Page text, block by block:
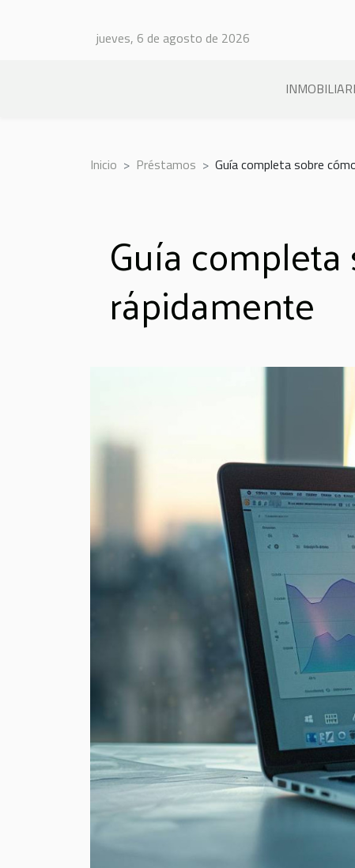
jueves, 6 de agosto de 2026
Inicio Préstamos Guía completa sobre
Guía
rápidamente